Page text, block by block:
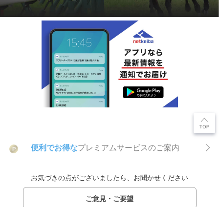
P 便利でお得なプレミアムサービスのご案内
お気づきの点がございましたら、お聞かせください
ご意見・ご要望